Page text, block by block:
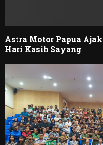
Astra Motor Papua
Hari Kasih Sayang